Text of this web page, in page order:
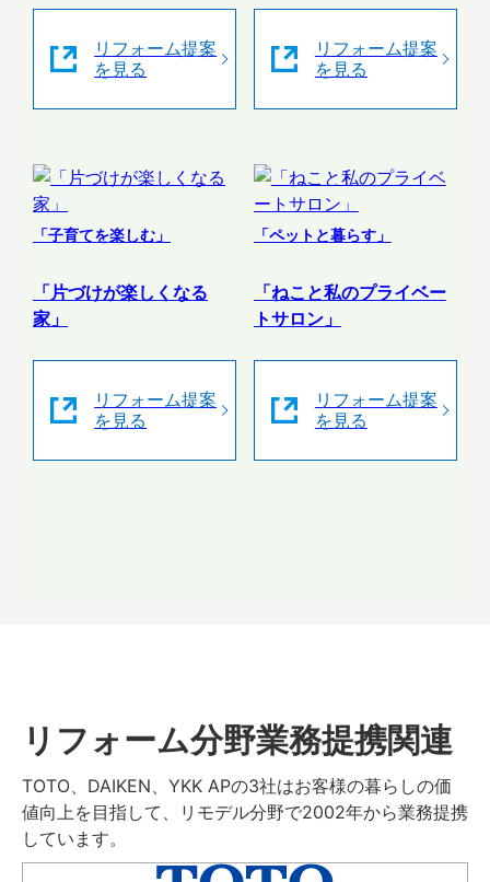
リフォーム提案
を見る
リフォーム提案
を見る
「子育てを楽しむ」
「片づけが楽しくなる
家」
リフォーム提案
を見る
「ペットと暮らす」
「ねこと私のプライベー
トサロン」
リフォーム提案
を見る
リフォーム分野業務提携関連
TOTO、DAIKEN、YKK APの3社はお客様の暮らしの価
値向上を目指して、リモデル分野で2002年から業務提携
しています。